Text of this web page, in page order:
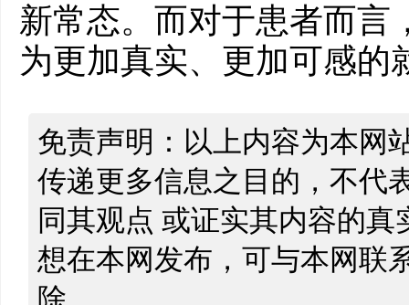
新常态。而对于患者而言
为更加真实、更加可感的
免责声明：以上内容为本网
传递更多信息之目的，不代
同其观点 或证实其内容的
想在本网发布，可与本网联